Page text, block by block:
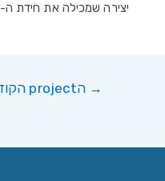
יצירה שמכילה את חידת ה-80 במוזיאון תל אביב, במלאת 80 למוזיאון.
→ הproject הקודם